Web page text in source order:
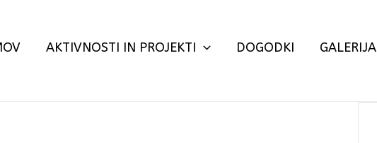
AKTIVNOSTI IN PROJEKTI DOGODKI GALERIJA